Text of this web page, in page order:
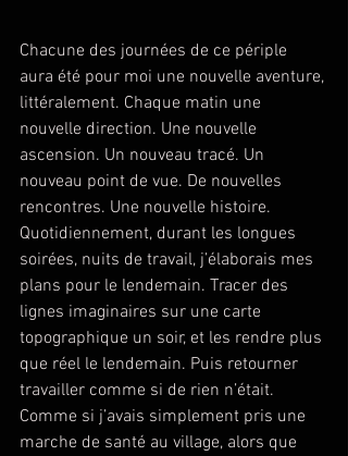
Chacune des journées de ce périple
aura été pour moi une nouvelle aventure,
littéralement. Chaque matin une
nouvelle direction. Une nouvelle
ascension. Un nouveau tracé. Un
nouveau point de vue. De nouvelles
rencontres. Une nouvelle histoire.
Quotidiennement, durant les longues
soirées, nuits de travail, j’élaborais mes
plans pour le lendemain. Tracer des
lignes imaginaires sur une carte
topographique un soir, et les rendre plus
que réel le lendemain. Puis retourner
travailler comme si de rien n’était.
Comme si j’avais simplement pris une
marche de santé au village, alors que